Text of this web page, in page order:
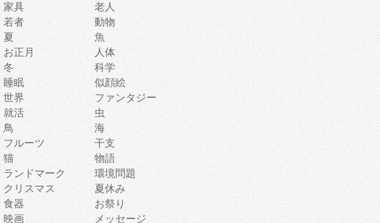
家具
老人
若者
動物
夏
魚
お正月
人体
冬
科学
睡眠
似顔絵
世界
ファンタジー
就活
虫
鳥
海
フルーツ
干支
猫
物語
ランドマーク
環境問題
クリスマス
夏休み
食器
お祭り
映画 メッセージ